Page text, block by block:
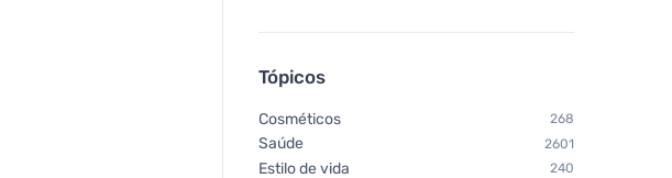
Tópicos
Cosméticos 268
Saúde 2601
Estilo de vida 240